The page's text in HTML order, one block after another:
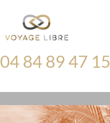
04 84 89 47 15